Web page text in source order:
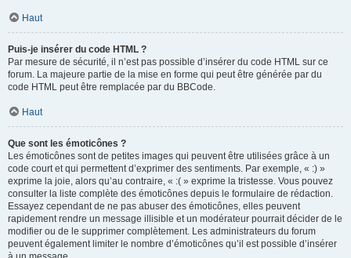
Haut
Puis-je insérer du code HTML ?
Par mesure de sécurité, il n’est pas possible d’insérer du code HTML sur ce
forum. La majeure partie de la mise en forme qui peut être générée par du
code HTML peut être remplacée par du BBCode.
Haut
Que sont les émoticônes ?
Les émoticônes sont de petites images qui peuvent être utilisées grâce à un
code court et qui permettent d’exprimer des sentiments. Par exemple, « :) »
exprime la joie, alors qu’au contraire, « :( » exprime la tristesse. Vous pouvez
consulter la liste complète des émoticônes depuis le formulaire de rédaction.
Essayez cependant de ne pas abuser des émoticônes, elles peuvent
rapidement rendre un message illisible et un modérateur pourrait décider de le
modifier ou de le supprimer complètement. Les administrateurs du forum
peuvent également limiter le nombre d’émoticônes qu’il est possible d’insérer